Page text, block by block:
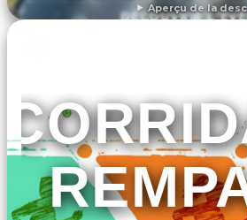
Aperçu de la
DÉCOUVRIR